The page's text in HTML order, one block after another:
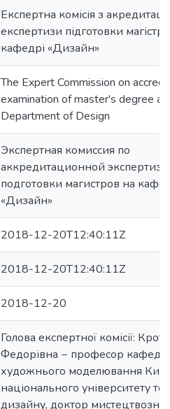
Експертна комісія з
експертизи підготовки
кафедрі «Дизайн»
The Expert Commission on
examination of master's degree at
Department of Design
Экспертная комиссия по
аккредитационной экспертизе
подготовки магистров на
«Дизайн»
2018-12-20T12:40:11Z
2018-12-20T12:40:11Z
2018-12-20
Голова експертної комісії:
Федорівна − професор
художнього моделювання
національного університету
дизайну, доктор